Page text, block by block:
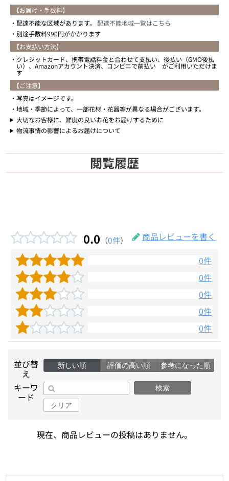
【お届け・手数料】
配達不能な区域があります。 配達不能地域一覧はこちら
別途手数料990円がかかります
【お支払い方法】
クレジットカード、携帯電話料金と合わせて支払い、後払い（GMO後払
い）、Amazonアカウント決済、コンビニで前払い がご利用いただけま
す
【ご注意】
写真はイメージです。
地域・季節によって、一部花材・花器等が異なる場合がございます。
大切なお客様に、鮮度の良いお花をお届けするために
物流事情の影響によるお届けについて
閲覧履歴
0.0 （0件）
商品レビューを書く
0件
0件
0件
0件
0件
並び替
え
新しい順 評価の高い順 参考になった順
キーワ
ード
検索
クリア
現在、商品レビューの投稿はありません。